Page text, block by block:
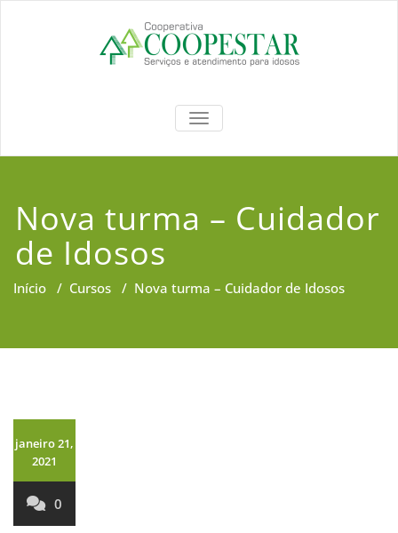
Coopestar
TOGGLE NAVIGATION
Nova turma – Cuidador
de Idosos
Início / Cursos / Nova turma – Cuidador de Idosos
janeiro 21,
2021
0